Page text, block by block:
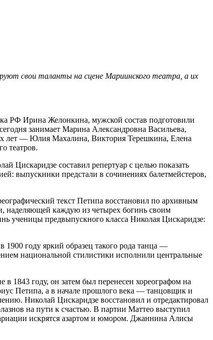
свои таланты на сцене Мариинского театра, а их
РФ Ирина Желонкина, мужской состав подготовили
занимает Марина Александ­ровна Васильева,
лет — Юлия Махалина, Виктория Терешкина, Елена
театров.
Цискаридзе составил репертуар с целью показать
выпускники предстали в сочинениях балетмейстеров,
текст Петипа восстановил по архивным
наделяющей каждую из четырех богинь своим
ученицы предвыпускного класса Николая Цискаридзе:
1900 году яркий образец такого рода танца —
национальной стилистики исполнили центральные
году, он затем был перенесен хореографом на
Петипа, а в начале прошлого века — танцовщик и
Николай Цискаридзе восстановил и отредактировал
на пути к счастью. В партии Маттео выступил
искрятся азартом и юмором. Джаннина Алисы